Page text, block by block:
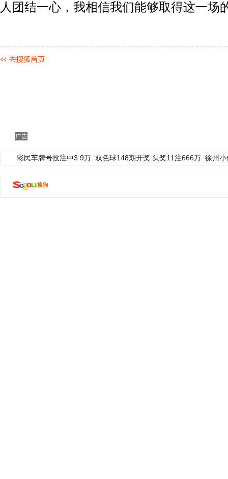
人团结一心，我相信我们能够取得这一场
广告
彩民车牌号投注中3.9万 双色球148期开奖:头奖11注666万 徐州